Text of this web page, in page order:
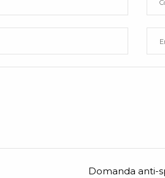
Domanda anti-